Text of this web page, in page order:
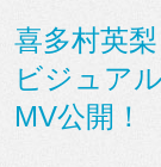
喜多村英
ビジュア
MV公開！